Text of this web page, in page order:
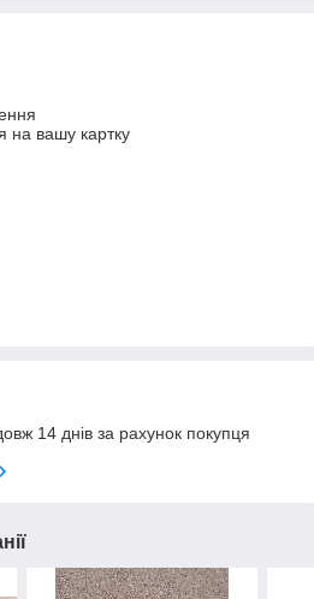
на вашу картку
14 днів за рахунок покупця